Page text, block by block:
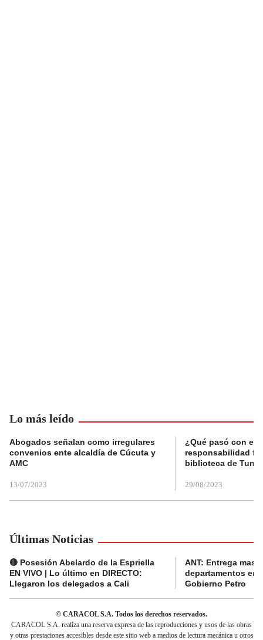
Lo más leído
Abogados señalan como irregulares
convenios ente alcaldía de Cúcuta y
AMC
13/07/2023
¿Qué pasó con el
responsabilidad
biblioteca de
29/08/2023
Últimas Noticias
🔴 Posesión Abelardo de la Espriella
EN VIVO | Lo último en DIRECTO:
Llegaron los delegados a Cali
ANT: Entrega
departamentos en
Gobierno Petro
© CARACOL S.A. Todos los derechos reservados.
CARACOL S.A. realiza una reserva expresa de las reproducciones y usos de las obras
y otras prestaciones accesibles desde este sitio web a medios de lectura mecánica u otros